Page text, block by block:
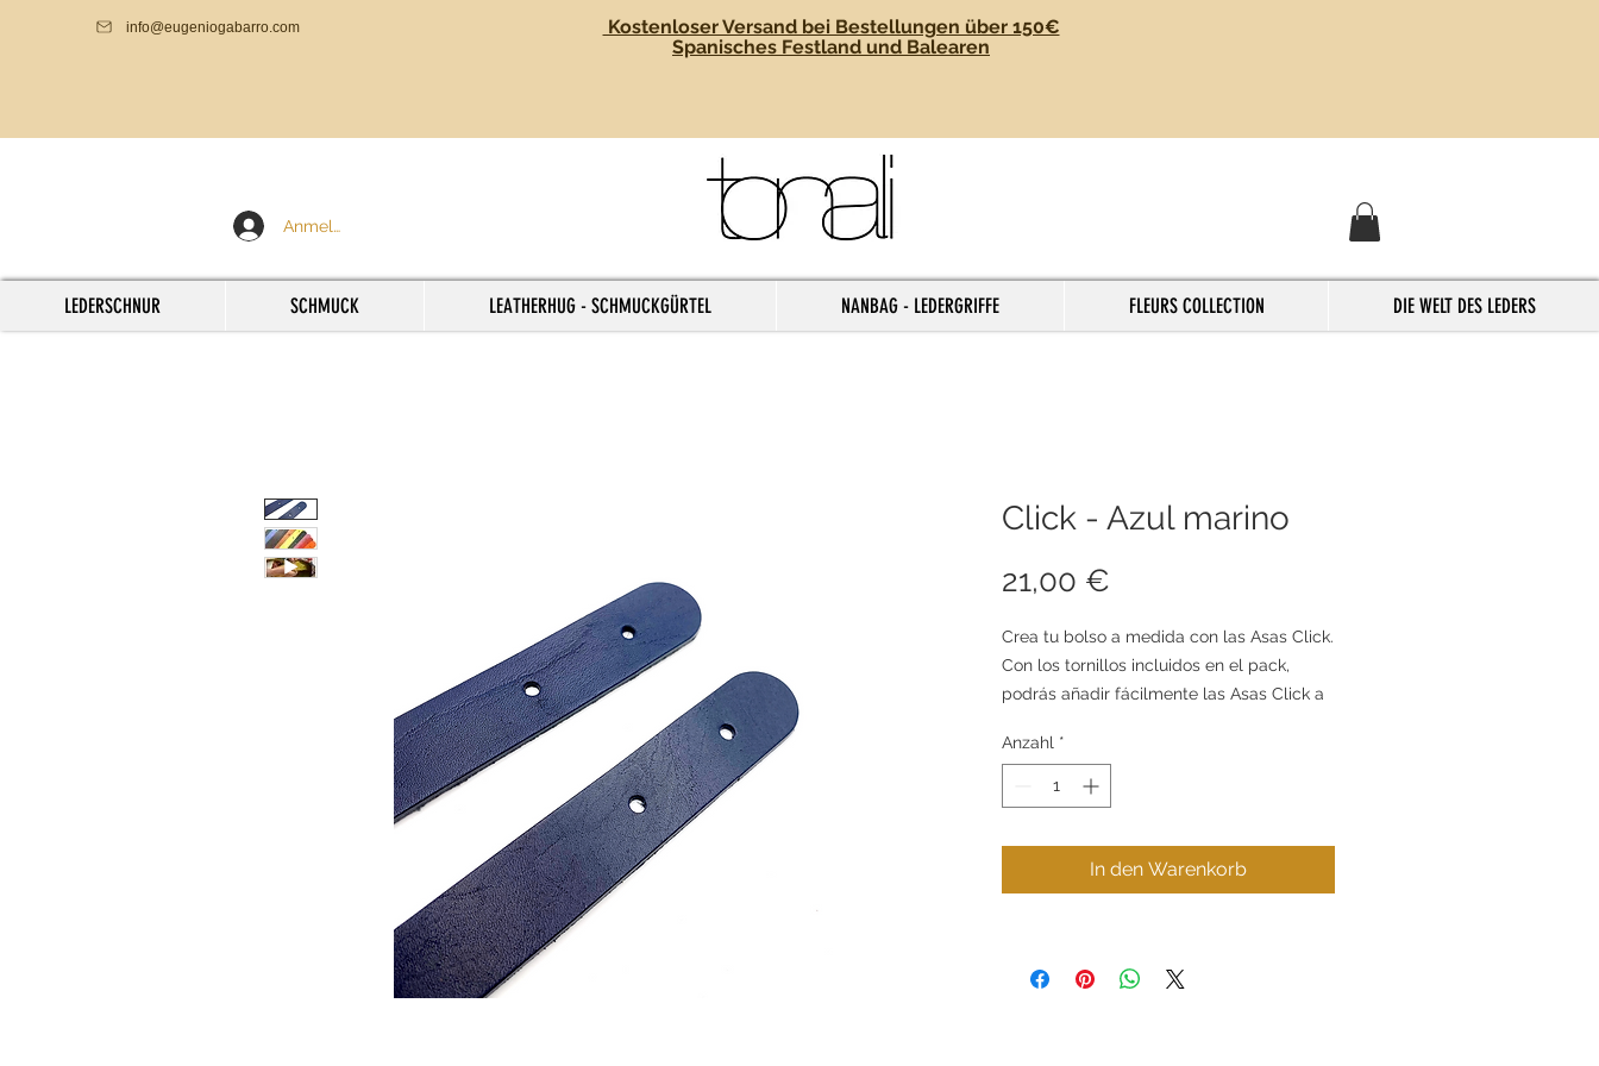
info@eugeniogabarro.com
Kostenloser Versand bei Bestellungen über 150€
Spanisches Festland und Balearen
Anmelden
Click - Azul marino
21,00 €
Crea tu bolso a medida con las Asas Click.
Con los tornillos incluidos en el pack,
podrás añadir fácilmente las Asas Click a
Pack de 2 Asas de cuero fabricadas
siguiendo técnicas 100% artesanales
Medida de cada asa: 65 x 2,5 cms
Cada pack incluye 2 asas + 4 refuerzos
*Tela no incluida
Anzahl *
In den Warenkorb
LEDERSCHNUR SCHMUCK LEATHERHUG - SCHMUCKGÜRTEL NANBAG - LEDERGRIFFE FLEURS COLLECTION DIE WELT DES LEDERS